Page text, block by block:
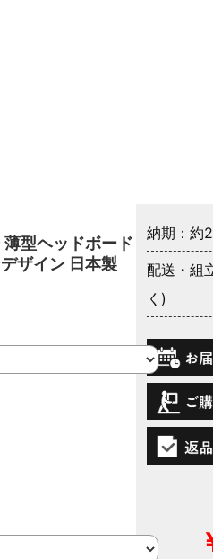
型ヘッドボード フ
ザイン 日本製
納期：約
配送・組
く)